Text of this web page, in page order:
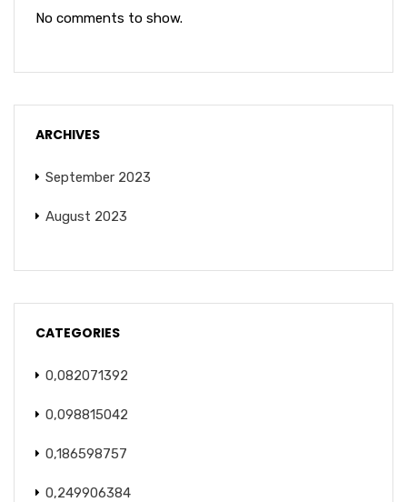
No comments to show.
ARCHIVES
September 2023
August 2023
CATEGORIES
0,082071392
0,098815042
0,186598757
0,249906384